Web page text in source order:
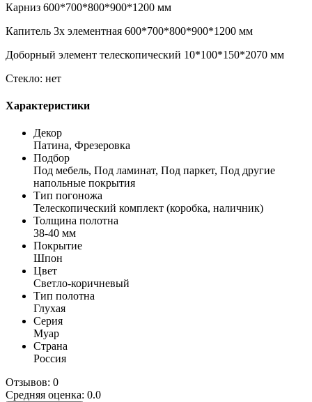
Карниз 600*700*800*900*1200 мм
Капитель 3х элементная 600*700*800*900*1200 мм
Доборный элемент телескопический 10*100*150*2070 мм
Стекло: нет
Характеристики
Декор
Патина, Фрезеровка
Подбор
Под мебель, Под ламинат, Под паркет, Под другие
напольные покрытия
Тип погоножа
Телескопический комплект (коробка, наличник)
Толщина полотна
38-40 мм
Покрытие
Шпон
Цвет
Светло-коричневый
Тип полотна
Глухая
Серия
Муар
Страна
Россия
Отзывов: 0
Средняя оценка: 0.0